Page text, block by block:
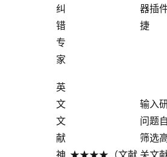
纠
错
专
家
器插
捷
英
文
文
献
输入
问题
筛选